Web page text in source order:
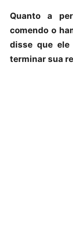
Quanto a
comendo o
disse que
terminar sua